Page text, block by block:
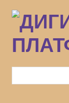
към
основното
съдържание